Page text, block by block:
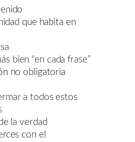
que habita en
bien “en cada frase”
no obligatoria
a todos estos
la verdad
con el